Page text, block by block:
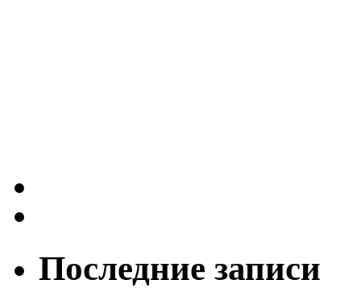
Последние записи